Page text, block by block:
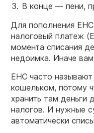
В конце — пени,
Для пополнения
налоговый платеж
момента списания
недоимка. Иначе
ЕНС часто
кошельком, потому
хранить там деньги
налогов. И нужные
автоматически